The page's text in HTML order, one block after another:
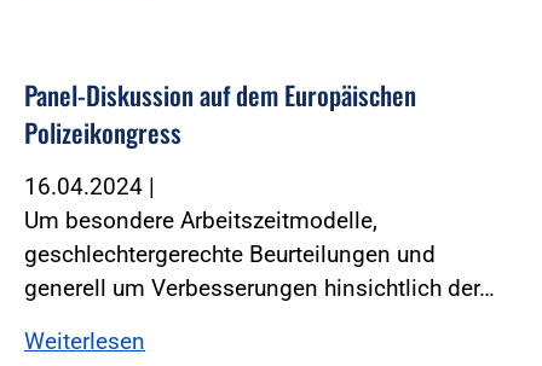
Panel-Diskussion auf dem Europäischen
Polizeikongress
16.04.2024 |
Um besondere Arbeitszeitmodelle,
geschlechtergerechte Beurteilungen und
generell um Verbesserungen hinsichtlich der…
Weiterlesen